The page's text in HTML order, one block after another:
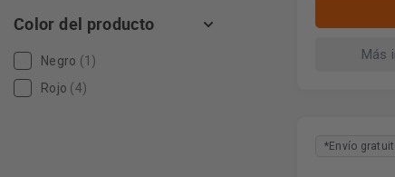
Color del producto
Negro (1)
Rojo (4)
Más
*Envío